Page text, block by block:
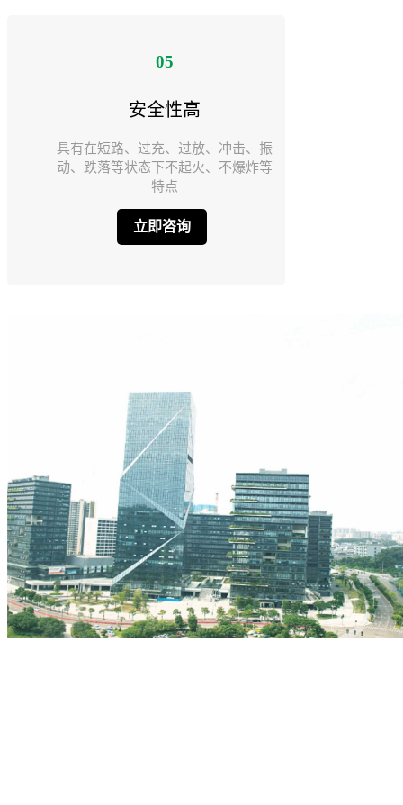
05
安全性高
具有在短路、过充、过放、冲击、振
动、跌落等状态下不起火、不爆炸等
特点
立即咨询